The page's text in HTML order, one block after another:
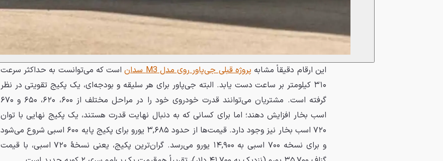
این ارقام دقیقاً مشابه پروژه قبلی جی‌پاور روی مدل M3 سدان
است که می‌توانست به حداکثر سرعت
۳۱۰ کیلومتر بر ساعت دست یابد. البته جی‌پاور برای هر سلیقه و بودجه‌ای، یک پکیج تقویتی در نظر
گرفته است. مشتریان می‌توانند قدرت خودروی خود را در مراحل مختلف از ۶۰۰، ۶۲۰، ۶۵۰ و ۶۷۰
اسب بخار افزایش دهند؛ اما برای کسانی که به دنبال نهایت قدرت هستند، یک پکیج نهایی با توان
۷۲۰ اسب بخار نیز وجود دارد. قیمت‌ها از حدود ۳,۶۸۵ یورو برای پکیج پایه ۶۰۰ اسبی شروع می‌شود
و برای نسخه ۷۰۰ اسبی به ۱۴,۹۰۰ یورو می‌رسد. گران‌ترین پکیج، یعنی نسخهٔ ۷۲۰ اسبی، با قیمت